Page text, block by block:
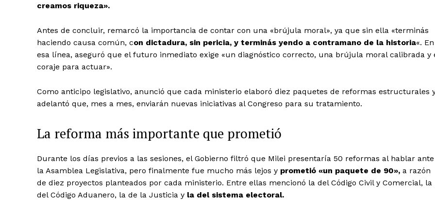
creamos riqueza».
Antes de concluir, remarcó la importancia de contar con una «brújula moral», ya que sin ella «terminás
haciendo causa común, con dictadura, sin pericia, y terminás yendo a contramano de la historia«. En
esa línea, aseguró que el futuro inmediato exige «un diagnóstico correcto, una brújula moral calibrada y
coraje para actuar».
Como anticipo legislativo, anunció que cada ministerio elaboró diez paquetes de reformas estructurales
adelantó que, mes a mes, enviarán nuevas iniciativas al Congreso para su tratamiento.
La reforma más importante que prometió
Durante los días previos a las sesiones, el Gobierno filtró que Milei presentaría 50 reformas al hablar ante
la Asamblea Legislativa, pero finalmente fue mucho más lejos y prometió «un paquete de 90», a razón
de diez proyectos planteados por cada ministerio. Entre ellas mencionó la del Código Civil y Comercial, la
del Código Aduanero, la de la Justicia y la del sistema electoral.